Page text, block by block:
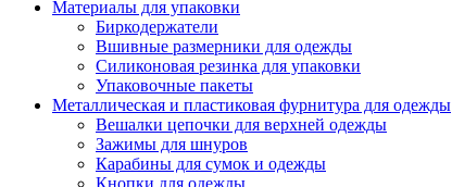
Материалы для упаковки
Биркодержатели
Вшивные размерники для одежды
Силиконовая резинка для упаковки
Упаковочные пакеты
Металлическая и пластиковая фурнитура для одежды
Вешалки цепочки для верхней одежды
Зажимы для шнуров
Карабины для сумок и одежды
Кнопки для одежды